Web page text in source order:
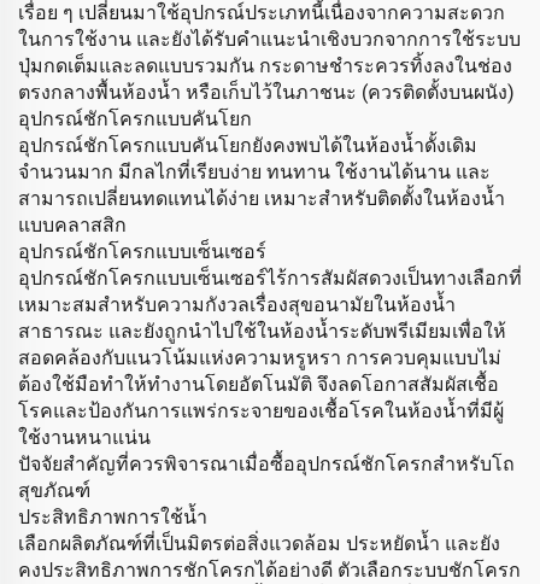
เรื่อย ๆ เปลี่ยนมาใช้อุปกรณ์ประเภทนี้เนื่องจากความสะดวก
ในการใช้งาน และยังได้รับคำแนะนำเชิงบวกจากการใช้ระบบ
ปุ่มกดเต็มและลดแบบรวมกัน กระดาษชำระควรทิ้งลงในช่อง
ตรงกลางพื้นห้องน้ำ หรือเก็บไว้ในภาชนะ (ควรติดตั้งบนผนัง)
อุปกรณ์ชักโครกแบบคันโยก
อุปกรณ์ชักโครกแบบคันโยกยังคงพบได้ในห้องน้ำดั้งเดิม
จำนวนมาก มีกลไกที่เรียบง่าย ทนทาน ใช้งานได้นาน และ
สามารถเปลี่ยนทดแทนได้ง่าย เหมาะสำหรับติดตั้งในห้องน้ำ
แบบคลาสสิก
อุปกรณ์ชักโครกแบบเซ็นเซอร์
อุปกรณ์ชักโครกแบบเซ็นเซอร์ไร้การสัมผัสดวงเป็นทางเลือกที่
เหมาะสมสำหรับความกังวลเรื่องสุขอนามัยในห้องน้ำ
สาธารณะ และยังถูกนำไปใช้ในห้องน้ำระดับพรีเมียมเพื่อให้
สอดคล้องกับแนวโน้มแห่งความหรูหรา การควบคุมแบบไม่
ต้องใช้มือทำให้ทำงานโดยอัตโนมัติ จึงลดโอกาสสัมผัสเชื้อ
โรคและป้องกันการแพร่กระจายของเชื้อโรคในห้องน้ำที่มีผู้
ใช้งานหนาแน่น
ปัจจัยสำคัญที่ควรพิจารณาเมื่อซื้ออุปกรณ์ชักโครกสำหรับโถ
สุขภัณฑ์
ประสิทธิภาพการใช้น้ำ
เลือกผลิตภัณฑ์ที่เป็นมิตรต่อสิ่งแวดล้อม ประหยัดน้ำ และยัง
คงประสิทธิภาพการชักโครกได้อย่างดี ตัวเลือกระบบชักโครก